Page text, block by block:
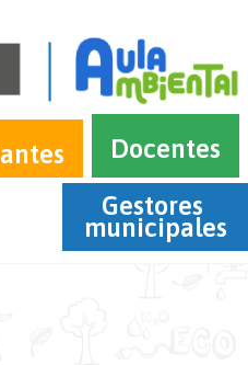
Docentes
Gestores
municipales